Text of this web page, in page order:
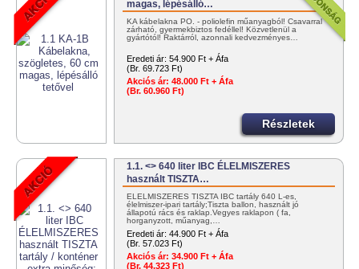
magas, lépésálló…
KA kábelakna PO. - poliolefin műanyagból! Csavarral
zárható, gyermekbiztos fedéllel! Közvetlenül a
gyártótól! Raktárról, azonnali kedvezményes…
Eredeti ár: 54.900 Ft + Áfa
(Br. 69.723 Ft)
Akciós ár: 48.000 Ft + Áfa
(Br. 60.960 Ft)
Részletek
1.1. <> 640 liter IBC ÉLELMISZERES
használt TISZTA…
ÉLELMISZERES TISZTA IBC tartály 640 L-es,
élelmiszer-ipari tartály;Tiszta ballon, használt jó
állapotú rács és raklap.Vegyes raklapon ( fa,
horganyzott, műanyag,…
Eredeti ár: 44.900 Ft + Áfa
(Br. 57.023 Ft)
Akciós ár: 34.900 Ft + Áfa
(Br. 44.323 Ft)